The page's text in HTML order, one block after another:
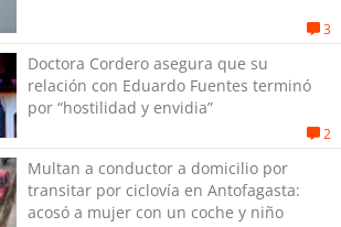
3
Doctora Cordero asegura que su
relación con Eduardo Fuentes terminó
por “hostilidad y envidia”
2
Multan a conductor a domicilio por
transitar por ciclovía en Antofagasta:
acosó a mujer con un coche y niño